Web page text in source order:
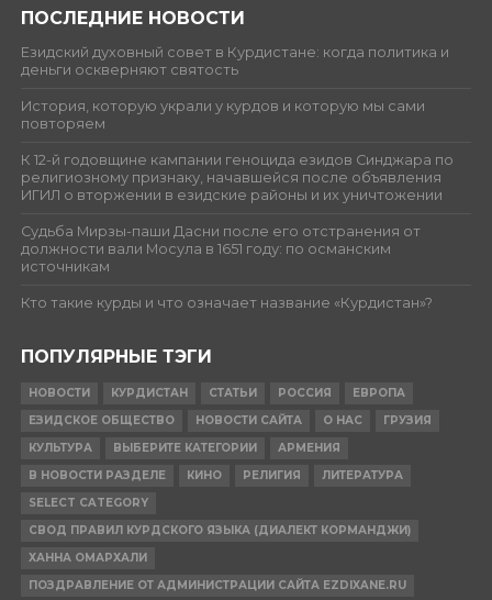
ПОСЛЕДНИЕ НОВОСТИ
Езидский духовный совет в Курдистане: когда политика и
деньги оскверняют святость
История, которую украли у курдов и которую мы сами
повторяем
К 12-й годовщине кампании геноцида езидов Синджара по
религиозному признаку, начавшейся после объявления
ИГИЛ о вторжении в езидские районы и их уничтожении
Судьба Мирзы-паши Дасни после его отстранения от
должности вали Мосула в 1651 году: по османским
источникам
Кто такие курды и что означает название «Курдистан»?
ПОПУЛЯРНЫЕ ТЭГИ
НОВОСТИ КУРДИСТАН СТАТЬИ РОССИЯ
ЕВРОПА
ЕЗИДСКОЕ ОБЩЕСТВО
НОВОСТИ САЙТА О НАС
ГРУЗИЯ
КУЛЬТУРА
ВЫБЕРИТЕ КАТЕГОРИИ
АРМЕНИЯ
В НОВОСТИ РАЗДЕЛЕ
КИНО РЕЛИГИЯ
ЛИТЕРАТУРА
SELECT CATEGORY
СВОД ПРАВИЛ КУРДСКОГО ЯЗЫКА (ДИАЛЕКТ КОРМАНДЖИ)
ХАННА ОМАРХАЛИ
ПОЗДРАВЛЕНИЕ ОТ АДМИНИСТРАЦИИ САЙТА EZDIXANE.RU